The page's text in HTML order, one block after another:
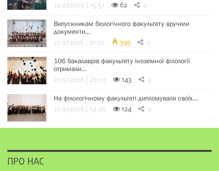
22.07.2026 | 15:51 62 0
Випускникам біологічного факультету вручили
документи…
21.07.2026 | 21:01 395 0
106 бакалаврів факультету іноземної філології
отримали…
21.07.2026 | 20:07 143 0
На філологічному факультеті дипломували своїх…
21.07.2026 | 14:06 124 0
ПРО НАС